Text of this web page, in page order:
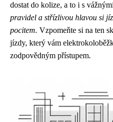
dostat do kolize, a to i s
pravidel a střízlivou hlavou si
pocitem. Vzpomeňte si na ten
jízdy, který vám
zodpovědným přístupem.